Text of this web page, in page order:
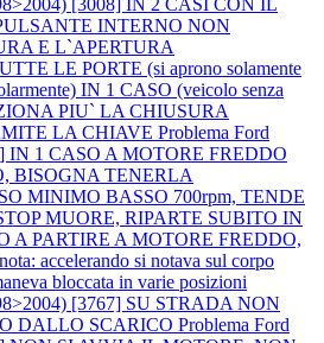
INTERNO NON
E L`APERTURA
LE PORTE (si aprono solamente
IN 1 CASO (veicolo senza
PIU` LA CHIUSURA
LA CHIAVE Problema Ford
IN 1 CASO A MOTORE FREDDO
BISOGNA TENERLA
MINIMO BASSO 700rpm, TENDE
MUORE, RIPARTE SUBITO IN
A PARTIRE A MOTORE FREDDO,
accelerando si notava sul corpo
bloccata in varie posizioni
[3767] SU STRADA NON
DALLO SCARICO Problema Ford